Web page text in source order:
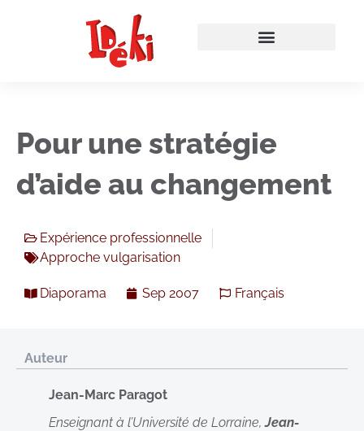
Pour une stratégie
d’aide au changement
Expérience professionnelle
Approche vulgarisation
Diaporama Sep 2007 Français
Auteur
Jean-Marc Paragot
Enseignant à l’Université de Lorraine,Jean-